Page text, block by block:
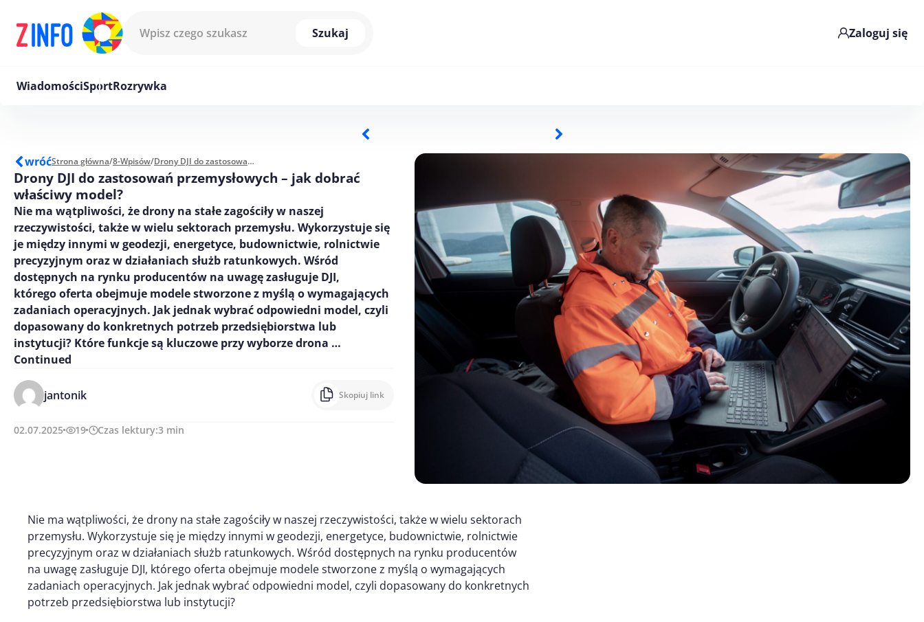
Szukaj
Zaloguj się
WiadomościSportRozrywka
wróćStrona główna/8-Wpisów/ Drony DJI do zastosowań przemysłowych - jak dobrać właściwy model?
Drony DJI do zastosowań przemysłowych – jak dobrać
właściwy model?
Nie ma wątpliwości, że drony na stałe zagościły w naszej
rzeczywistości, także w wielu sektorach przemysłu. Wykorzystuje się
je między innymi w geodezji, energetyce, budownictwie, rolnictwie
precyzyjnym oraz w działaniach służb ratunkowych. Wśród
dostępnych na rynku producentów na uwagę zasługuje DJI,
którego oferta obejmuje modele stworzone z myślą o wymagających
zadaniach operacyjnych. Jak jednak wybrać odpowiedni model, czyli
dopasowany do konkretnych potrzeb przedsiębiorstwa lub
instytucji? Które funkcje są kluczowe przy wyborze drona …
Continued
jantonik Skopiuj link
02.07.2025 19 Czas lektury:3 min
Nie ma wątpliwości, że drony na stałe zagościły w naszej rzeczywistości, także w wielu sektorach
przemysłu. Wykorzystuje się je między innymi w geodezji, energetyce, budownictwie, rolnictwie
precyzyjnym oraz w działaniach służb ratunkowych. Wśród dostępnych na rynku producentów
na uwagę zasługuje DJI, którego oferta obejmuje modele stworzone z myślą o wymagających
zadaniach operacyjnych. Jak jednak wybrać odpowiedni model, czyli dopasowany do konkretnych
potrzeb przedsiębiorstwa lub instytucji?